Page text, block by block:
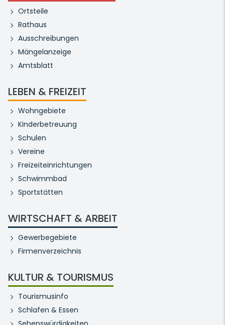
Ortsteile
Rathaus
Ausschreibungen
Mängelanzeige
Amtsblatt
LEBEN & FREIZEIT
Wohngebiete
Kinderbetreuung
Schulen
Vereine
Freizeiteinrichtungen
Schwimmbad
Sportstätten
WIRTSCHAFT & ARBEIT
Gewerbegebiete
Firmenverzeichnis
KULTUR & TOURISMUS
Tourismusinfo
Schlafen & Essen